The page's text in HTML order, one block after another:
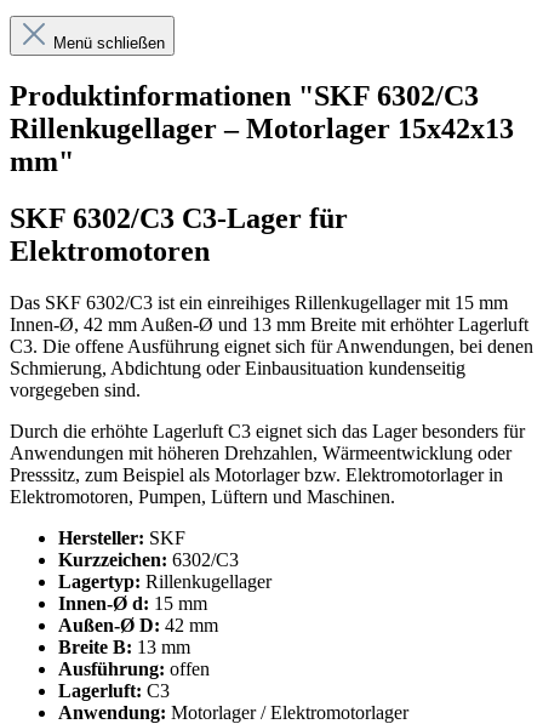
Menü schließen
Produktinformationen "SKF 6302/C3
Rillenkugellager – Motorlager 15x42x13
mm"
SKF 6302/C3 C3-Lager für
Elektromotoren
Das SKF 6302/C3 ist ein einreihiges Rillenkugellager mit 15 mm
Innen-Ø, 42 mm Außen-Ø und 13 mm Breite mit erhöhter Lagerluft
C3. Die offene Ausführung eignet sich für Anwendungen, bei denen
Schmierung, Abdichtung oder Einbausituation kundenseitig
vorgegeben sind.
Durch die erhöhte Lagerluft C3 eignet sich das Lager besonders für
Anwendungen mit höheren Drehzahlen, Wärmeentwicklung oder
Presssitz, zum Beispiel als Motorlager bzw. Elektromotorlager in
Elektromotoren, Pumpen, Lüftern und Maschinen.
Hersteller: SKF
Kurzzeichen: 6302/C3
Lagertyp: Rillenkugellager
Innen-Ø d: 15 mm
Außen-Ø D: 42 mm
Breite B: 13 mm
Ausführung: offen
Lagerluft: C3
Anwendung: Motorlager / Elektromotorlager